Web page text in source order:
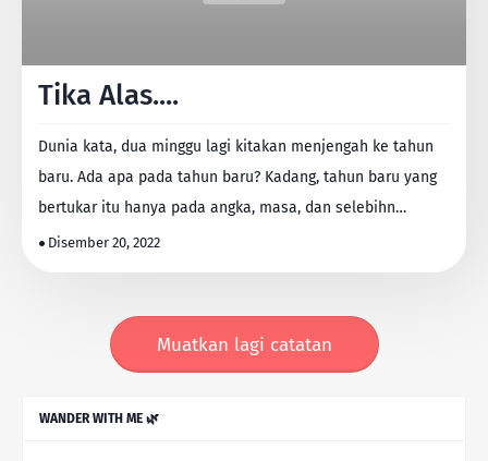
Tika Alas....
Dunia kata, dua minggu lagi kitakan menjengah ke tahun
baru. Ada apa pada tahun baru? Kadang, tahun baru yang
bertukar itu hanya pada angka, masa, dan selebihn…
Disember 20, 2022
Muatkan lagi catatan
WANDER WITH ME 🌿